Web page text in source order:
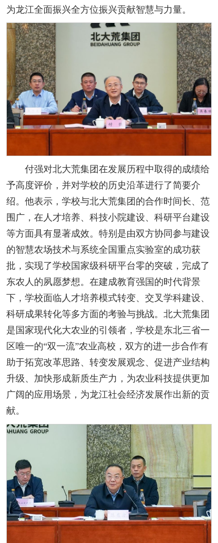
为龙江全面振兴全方位振兴贡献智慧与力量。
付强对北大荒集团在发展历程中取得的成绩给
予高度评价，并对学校的历史沿革进行了简要介
绍。他表示，学校与北大荒集团的合作时间长、范
围广，在人才培养、科技小院建设、科研平台建设
等方面具有显著成效。特别是由双方协同参与建设
的智慧农场技术与系统全国重点实验室的成功获
批，实现了学校国家级科研平台零的突破，完成了
东农人的夙愿梦想。在建成教育强国的时代背景
下，学校面临人才培养模式转变、交叉学科建设、
科研成果转化等多方面的考验与挑战。北大荒集团
是国家现代化大农业的引领者，学校是东北三省一
区唯一的“双一流”农业高校，双方的进一步合作有
助于拓宽改革思路、转变发展观念、促进产业结构
升级、加快形成新质生产力，为农业科技提供更加
广阔的应用场景，为龙江社会经济发展作出新的贡
献。